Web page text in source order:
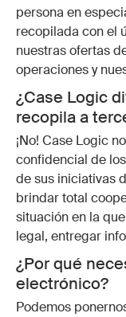
persona en
recopilada con el
nuestras ofertas
operaciones y
¿Case Logic
recopila a
¡No! Case Logic
confidencial de
de sus iniciativas
brindar total
situación en la
legal, entregar
¿Por qué
electrónico?
Podemos